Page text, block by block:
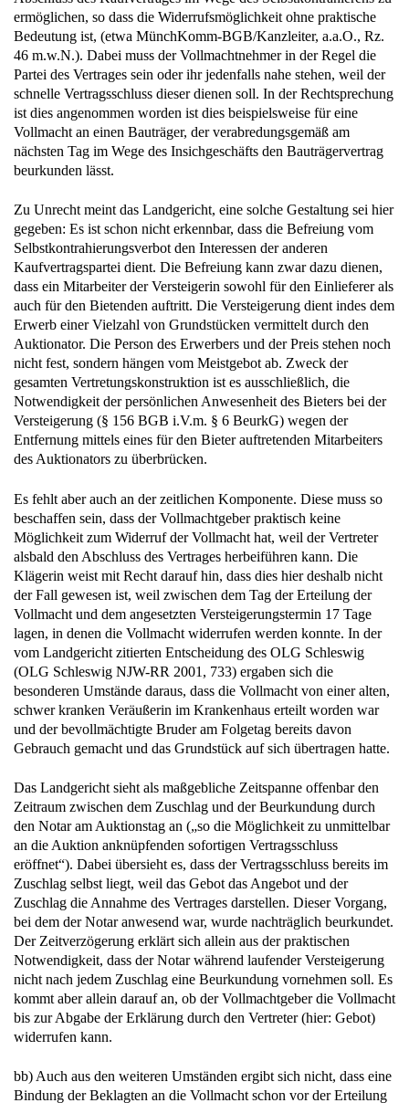
ermöglichen, so dass die Widerrufsmöglichkeit ohne praktische
Bedeutung ist, (etwa MünchKomm-BGB/Kanzleiter, a.a.O., Rz.
46 m.w.N.). Dabei muss der Vollmachtnehmer in der Regel die
Partei des Vertrages sein oder ihr jedenfalls nahe stehen, weil der
schnelle Vertragsschluss dieser dienen soll. In der Rechtsprechung
ist dies angenommen worden ist dies beispielsweise für eine
Vollmacht an einen Bauträger, der verabredungsgemäß am
nächsten Tag im Wege des Insichgeschäfts den Bauträgervertrag
beurkunden lässt.
Zu Unrecht meint das Landgericht, eine solche Gestaltung sei hier
gegeben: Es ist schon nicht erkennbar, dass die Befreiung vom
Selbstkontrahierungsverbot den Interessen der anderen
Kaufvertragspartei dient. Die Befreiung kann zwar dazu dienen,
dass ein Mitarbeiter der Versteigerin sowohl für den Einlieferer als
auch für den Bietenden auftritt. Die Versteigerung dient indes dem
Erwerb einer Vielzahl von Grundstücken vermittelt durch den
Auktionator. Die Person des Erwerbers und der Preis stehen noch
nicht fest, sondern hängen vom Meistgebot ab. Zweck der
gesamten Vertretungskonstruktion ist es ausschließlich, die
Notwendigkeit der persönlichen Anwesenheit des Bieters bei der
Versteigerung (§ 156 BGB i.V.m. § 6 BeurkG) wegen der
Entfernung mittels eines für den Bieter auftretenden Mitarbeiters
des Auktionators zu überbrücken.
Es fehlt aber auch an der zeitlichen Komponente. Diese muss so
beschaffen sein, dass der Vollmachtgeber praktisch keine
Möglichkeit zum Widerruf der Vollmacht hat, weil der Vertreter
alsbald den Abschluss des Vertrages herbeiführen kann. Die
Klägerin weist mit Recht darauf hin, dass dies hier deshalb nicht
der Fall gewesen ist, weil zwischen dem Tag der Erteilung der
Vollmacht und dem angesetzten Versteigerungstermin 17 Tage
lagen, in denen die Vollmacht widerrufen werden konnte. In der
vom Landgericht zitierten Entscheidung des OLG Schleswig
(OLG Schleswig NJW-RR 2001, 733) ergaben sich die
besonderen Umstände daraus, dass die Vollmacht von einer alten,
schwer kranken Veräußerin im Krankenhaus erteilt worden war
und der bevollmächtigte Bruder am Folgetag bereits davon
Gebrauch gemacht und das Grundstück auf sich übertragen hatte.
Das Landgericht sieht als maßgebliche Zeitspanne offenbar den
Zeitraum zwischen dem Zuschlag und der Beurkundung durch
den Notar am Auktionstag an („so die Möglichkeit zu unmittelbar
an die Auktion anknüpfenden sofortigen Vertragsschluss
eröffnet“). Dabei übersieht es, dass der Vertragsschluss bereits im
Zuschlag selbst liegt, weil das Gebot das Angebot und der
Zuschlag die Annahme des Vertrages darstellen. Dieser Vorgang,
bei dem der Notar anwesend war, wurde nachträglich beurkundet.
Der Zeitverzögerung erklärt sich allein aus der praktischen
Notwendigkeit, dass der Notar während laufender Versteigerung
nicht nach jedem Zuschlag eine Beurkundung vornehmen soll. Es
kommt aber allein darauf an, ob der Vollmachtgeber die Vollmacht
bis zur Abgabe der Erklärung durch den Vertreter (hier: Gebot)
widerrufen kann.
bb) Auch aus den weiteren Umständen ergibt sich nicht, dass eine
Bindung der Beklagten an die Vollmacht schon vor der Erteilung